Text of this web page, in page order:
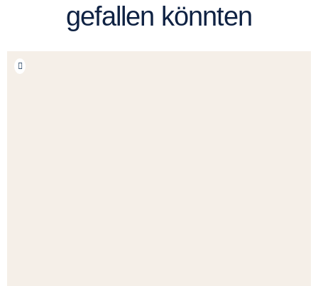
gefallen könnten